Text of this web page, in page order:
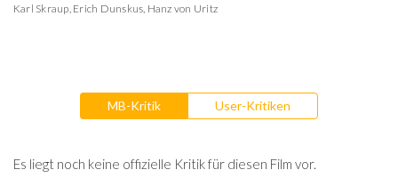
Karl Skraup, Erich Dunskus, Hanz von Uritz
MB-Kritik User-Kritiken
Es liegt noch keine offizielle Kritik für diesen Film vor.